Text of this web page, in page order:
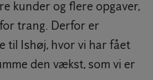
kunder og flere opgaver,
trang. Derfor er
til Ishøj, hvor vi har fået
den vækst, som vi er